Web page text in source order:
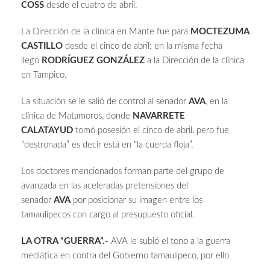
COSS desde el cuatro de abril.
La Dirección de la clínica en Mante fue para MOCTEZUMA
CASTILLO desde el cinco de abril; en la misma fecha
llegó RODRÍGUEZ GONZÁLEZ a la Dirección de la clínica
en Tampico.
La situación se le salió de control al senador AVA, en la
clínica de Matamoros, donde NAVARRETE
CALATAYUD tomó posesión el cinco de abril, pero fue
“destronada” es decir está en “la cuerda floja”.
Los doctores mencionados forman parte del grupo de
avanzada en las aceleradas pretensiones del
senador AVApor posicionar su imagen entre los
tamaulipecos con cargo al presupuesto oficial.
LA OTRA “GUERRA”.- AVA le subió el tono a la guerra
mediática en contra del Gobierno tamaulipeco, por ello